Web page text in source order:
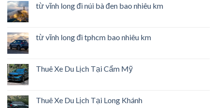
từ vĩnh long đi núi bà đen bao nhiêu km
từ vĩnh long đi tphcm bao nhiêu km
Thuê Xe Du Lịch Tại Cẩm Mỹ
Thuê Xe Du Lịch Tại Long Khánh